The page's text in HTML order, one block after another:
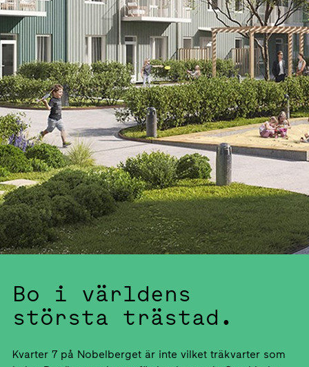
Bo i världens
största trästad.
Kvarter 7 på Nobelberget är inte vilket träkvarter som